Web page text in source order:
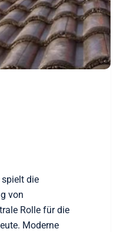
die
von
Rolle für die
Moderne